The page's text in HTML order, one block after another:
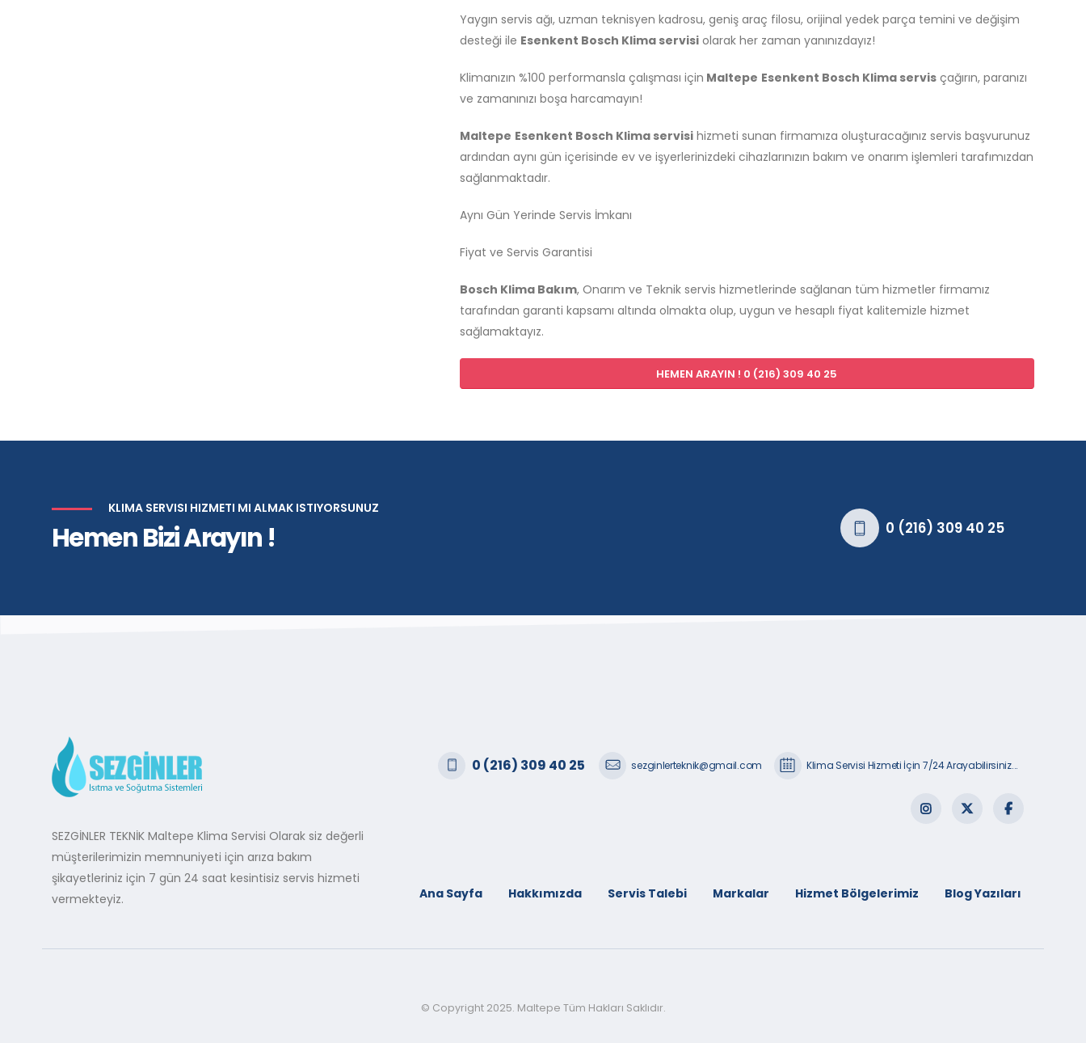
Yaygın servis ağı, uzman teknisyen kadrosu, geniş araç filosu, orijinal yedek parça temini ve değişim
desteği ile Esenkent Bosch Klima servisiolarak her zaman yanınızdayız!
Klimanızın %100 performansla çalışması için Maltepe Esenkent Bosch Klima servisçağırın, paranızı
ve zamanınızı boşa harcamayın!
Maltepe Esenkent Bosch Klima servisihizmeti sunan firmamıza oluşturacağınız servis başvurunuz
ardından aynı gün içerisinde ev ve işyerlerinizdeki cihazlarınızın bakım ve onarım işlemleri tarafımızdan
sağlanmaktadır.
Aynı Gün Yerinde Servis İmkanı
Fiyat ve Servis Garantisi
Bosch Klima Bakım, Onarım ve Teknik servis hizmetlerinde sağlanan tüm hizmetler firmamız
tarafından garanti kapsamı altında olmakta olup, uygun ve hesaplı fiyat kalitemizle hizmet
sağlamaktayız.
HEMEN ARAYIN ! 0 (216) 309 40 25
KLIMA SERVISI HIZMETI MI ALMAK ISTIYORSUNUZ
Hemen Bizi Arayın ! 0 (216) 309 40 25
SEZGİNLER TEKNİK Maltepe Klima Servisi Olarak siz değerli
müşterilerimizin memnuniyeti için arıza bakım
şikayetleriniz için 7 gün 24 saat kesintisiz servis hizmeti
vermekteyiz.
0 (216) 309 40 25 sezginlerteknik@gmail.com Klima Servisi Hizmeti İçin 7/24 Arayabilirsiniz...
Ana Sayfa Hakkımızda Servis Talebi Markalar Hizmet Bölgelerimiz Blog Yazıları
© Copyright 2025. Maltepe Tüm Hakları Saklıdır.